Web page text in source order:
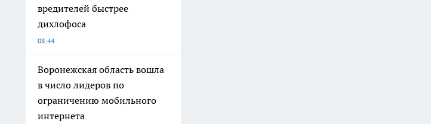
вредителей быстрее
дихлофоса
08:44
Воронежская область вошла
в число лидеров по
ограничению мобильного
интернета